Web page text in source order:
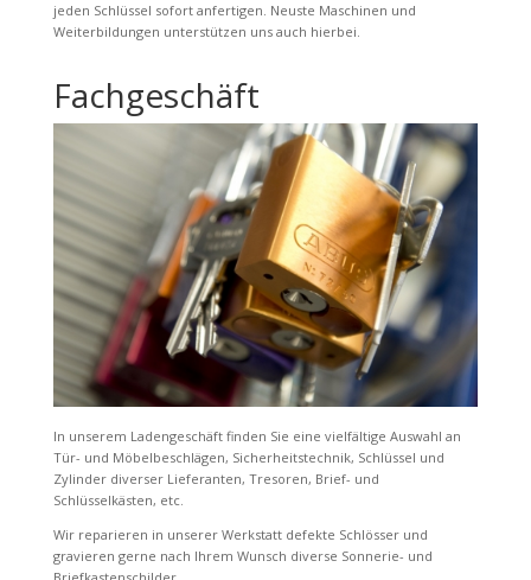
jeden Schlüssel sofort anfertigen. Neuste Maschinen und
Weiterbildungen unterstützen uns auch hierbei.
Fachgeschäft
In unserem Ladengeschäft finden Sie eine vielfältige Auswahl an
Tür- und Möbelbeschlägen, Sicherheitstechnik, Schlüssel und
Zylinder diverser Lieferanten, Tresoren, Brief- und
Schlüsselkästen, etc.
Wir reparieren in unserer Werkstatt defekte Schlösser und
gravieren gerne nach Ihrem Wunsch diverse Sonnerie- und